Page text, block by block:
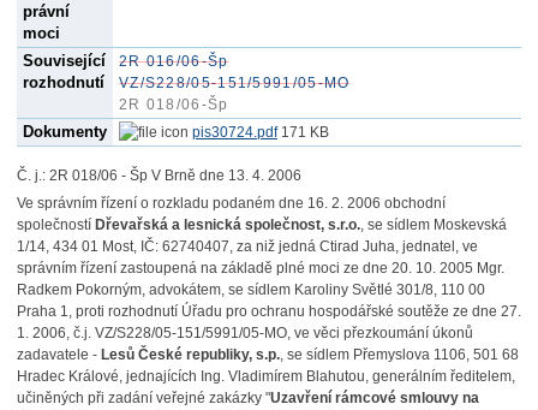
právní
moci
Související
rozhodnutí
2R 016/06-Šp
VZ/S228/05-151/5991/05-MO
2R 018/06-Šp
Dokumenty pis30724.pdf171 KB
Č. j.: 2R 018/06 - Šp V Brně dne 13. 4. 2006
Ve správním řízení o rozkladu podaném dne 16. 2. 2006 obchodní
společností Dřevařská a lesnická společnost, s.r.o., se sídlem Moskevská
1/14, 434 01 Most, IČ: 62740407, za niž jedná Ctirad Juha, jednatel, ve
správním řízení zastoupená na základě plné moci ze dne 20. 10. 2005 Mgr.
Radkem Pokorným, advokátem, se sídlem Karoliny Světlé 301/8, 110 00
Praha 1, proti rozhodnutí Úřadu pro ochranu hospodářské soutěže ze dne 27.
1. 2006, č.j. VZ/S228/05-151/5991/05-MO, ve věci přezkoumání úkonů
zadavatele - Lesů České republiky, s.p., se sídlem Přemyslova 1106, 501 68
Hradec Králové, jednajících Ing. Vladimírem Blahutou, generálním ředitelem,
učiněných při zadání veřejné zakázky "Uzavření rámcové smlouvy na